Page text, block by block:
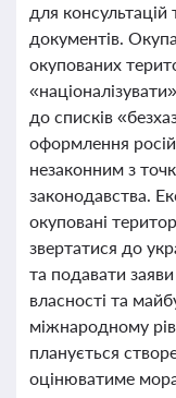
для
документів.
окупованих
до списків
оформлення
незаконним з
законодавства.
окуповані
звертатися до
та подавати
власності та
міжнародному
планується
оцінюватиме